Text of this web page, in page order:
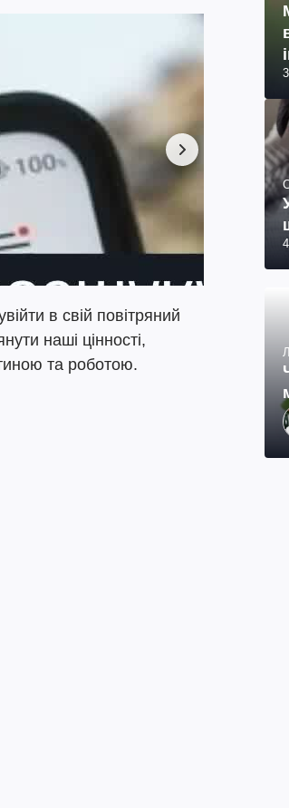
в свій повітряний
наші цінності,
та роботою.